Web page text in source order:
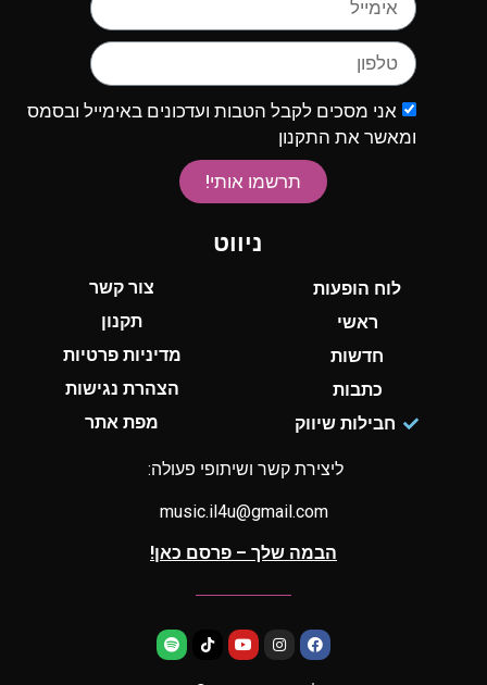
אני מסכים לקבל הטבות ועדכונים באימייל ובסמס
ומאשר את התקנון
תרשמו אותי!
ניווט
לוח הופעות
ראשי
חדשות
כתבות
חבילות שיווק
צור קשר
תקנון
מדיניות פרטיות
הצהרת נגישות
מפת אתר
ליצירת קשר ושיתופי פעולה:
music.il4u@gmail.com
הבמה שלך – פרסם כאן!